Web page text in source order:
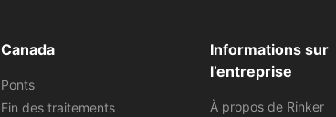
Canada
Ponts
Fin des traitements
Informations sur
l’entreprise
À propos de Rinker